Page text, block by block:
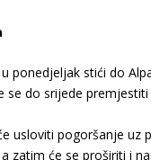
ponedjeljak stići do
se do srijede
usloviti pogoršanje uz
zatim će se proširiti i